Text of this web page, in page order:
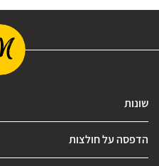
שונות
הדפסה על חולצות